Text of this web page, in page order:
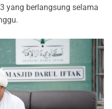
yang berlangsung selama